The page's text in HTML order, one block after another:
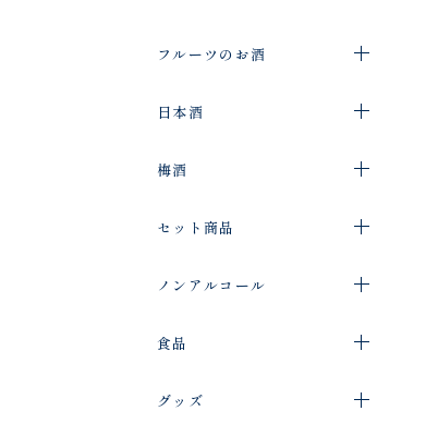
フルーツのお酒
日本酒
梅酒
セット商品
ノンアルコール
食品
グッズ